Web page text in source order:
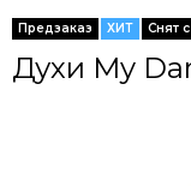
Предзаказ ХИТ Снят
Духи My